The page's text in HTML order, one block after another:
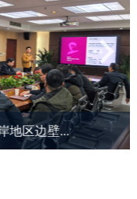
地区边壁...